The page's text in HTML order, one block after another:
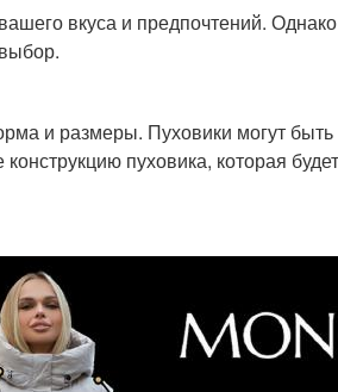
вкуса и предпочтений.
и размеры. Пуховики могут
пуховика, которая